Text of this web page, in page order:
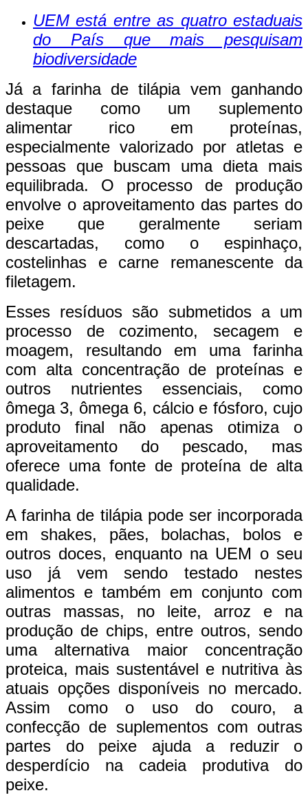
UEM está entre as quatro estaduais
do País que mais pesquisam
biodiversidade
Já a farinha de tilápia vem ganhando
destaque como um suplemento
alimentar rico em proteínas,
especialmente valorizado por atletas e
pessoas que buscam uma dieta mais
equilibrada. O processo de produção
envolve o aproveitamento das partes do
peixe que geralmente seriam
descartadas, como o espinhaço,
costelinhas e carne remanescente da
filetagem.
Esses resíduos são submetidos a um
processo de cozimento, secagem e
moagem, resultando em uma farinha
com alta concentração de proteínas e
outros nutrientes essenciais, como
ômega 3, ômega 6, cálcio e fósforo, cujo
produto final não apenas otimiza o
aproveitamento do pescado, mas
oferece uma fonte de proteína de alta
qualidade.
A farinha de tilápia pode ser incorporada
em shakes, pães, bolachas, bolos e
outros doces, enquanto na UEM o seu
uso já vem sendo testado nestes
alimentos e também em conjunto com
outras massas, no leite, arroz e na
produção de chips, entre outros, sendo
uma alternativa maior concentração
proteica, mais sustentável e nutritiva às
atuais opções disponíveis no mercado.
Assim como o uso do couro, a
confecção de suplementos com outras
partes do peixe ajuda a reduzir o
desperdício na cadeia produtiva do
peixe.